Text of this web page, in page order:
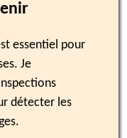
essentiel pour
Je
détecter les